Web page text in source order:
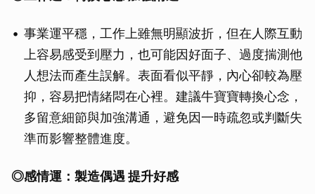
事業運平穩，工作上雖無明顯波折，但在人際互動
上容易感受到壓力，也可能因好面子、過度揣測他
人想法而產生誤解。表面看似平靜，內心卻較為壓
抑，容易把情緒悶在心裡。建議牛寶寶轉換心念，
多留意細節與加強溝通，避免因一時疏忽或判斷失
準而影響整體進度。
◎感情運：製造偶遇 提升好感